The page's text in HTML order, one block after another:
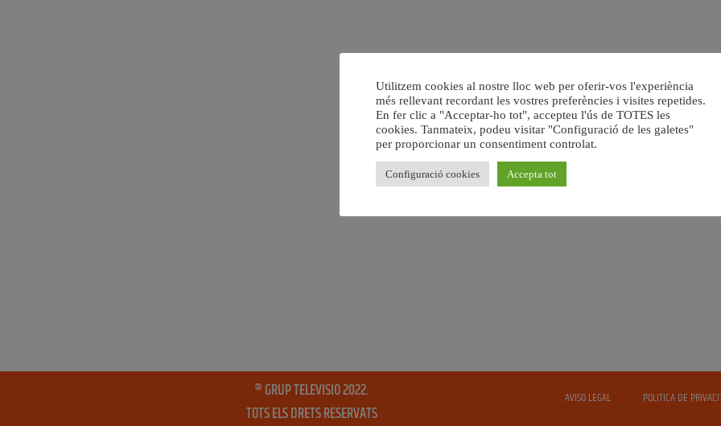
Utilitzem cookies al nostre lloc web per oferir-vos l'experiència
més rellevant recordant les vostres preferències i visites repetides.
En fer clic a "Acceptar-ho tot", accepteu l'ús de TOTES les
cookies. Tanmateix, podeu visitar "Configuració de les galetes"
per proporcionar un consentiment controlat.
Configuració cookies Accepta tot
® GRUP TELEVISIO 2022.
TOTS ELS DRETS RESERVATS
AVISO LEGAL POLITICA DE